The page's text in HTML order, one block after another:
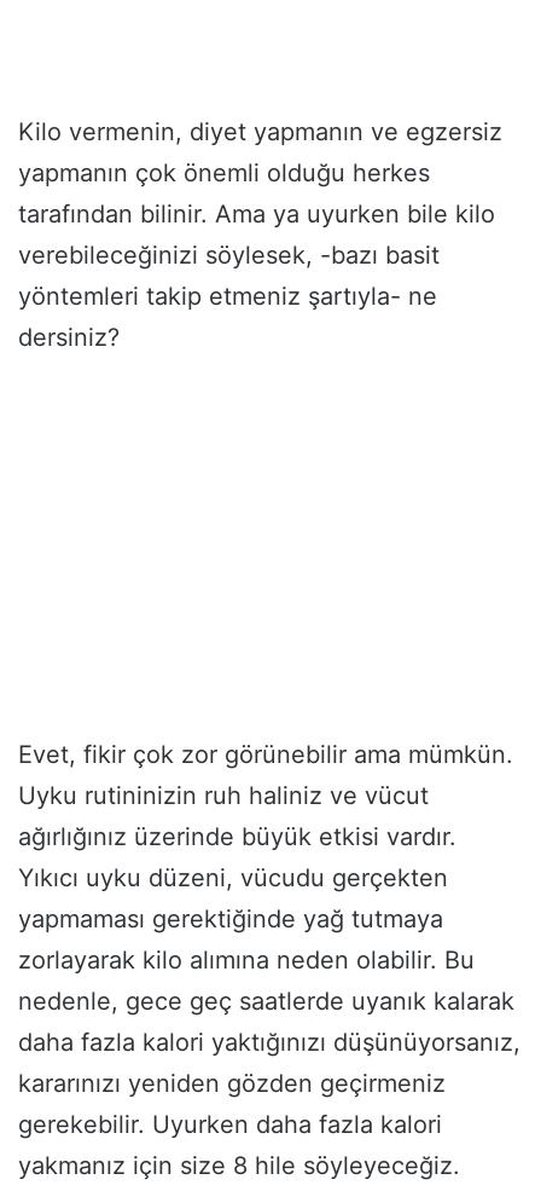
Kilo vermenin, diyet yapmanın ve egzersiz
yapmanın çok önemli olduğu herkes
tarafından bilinir. Ama ya uyurken bile kilo
verebileceğinizi söylesek, -bazı basit
yöntemleri takip etmeniz şartıyla- ne
dersiniz?
Evet, fikir çok zor görünebilir ama mümkün.
Uyku rutininizin ruh haliniz ve vücut
ağırlığınız üzerinde büyük etkisi vardır.
Yıkıcı uyku düzeni, vücudu gerçekten
yapmaması gerektiğinde yağ tutmaya
zorlayarak kilo alımına neden olabilir. Bu
nedenle, gece geç saatlerde uyanık kalarak
daha fazla kalori yaktığınızı düşünüyorsanız,
kararınızı yeniden gözden geçirmeniz
gerekebilir. Uyurken daha fazla kalori
yakmanız için size 8 hile söyleyeceğiz.